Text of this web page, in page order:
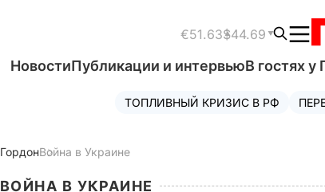
€51.63$44.69
НовостиПубликации и интервьюВ гостях у
ТОПЛИВНЫЙ КРИЗИС В РФ
ГордонВойна в Украине
ВОЙНА В УКРАИНЕ